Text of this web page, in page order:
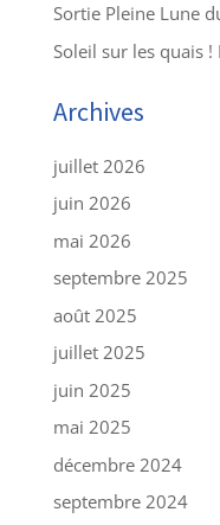
Sortie Pleine Lune
Soleil sur les quais !
Archives
juillet 2026
juin 2026
mai 2026
septembre 2025
août 2025
juillet 2025
juin 2025
mai 2025
décembre 2024
septembre 2024